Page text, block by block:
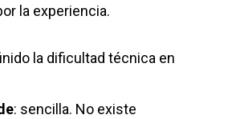
la experiencia.
la dificultad técnica en
: sencilla. No existe